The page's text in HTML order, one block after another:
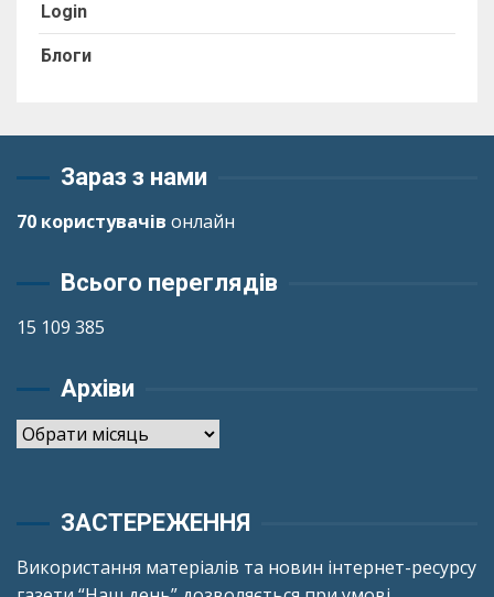
Login
Блоги
Зараз з нами
70 користувачів онлайн
Всього переглядів
15 109 385
Архіви
Архіви
ЗАСТЕРЕЖЕННЯ
Використання матеріалів та новин інтернет-ресурсу